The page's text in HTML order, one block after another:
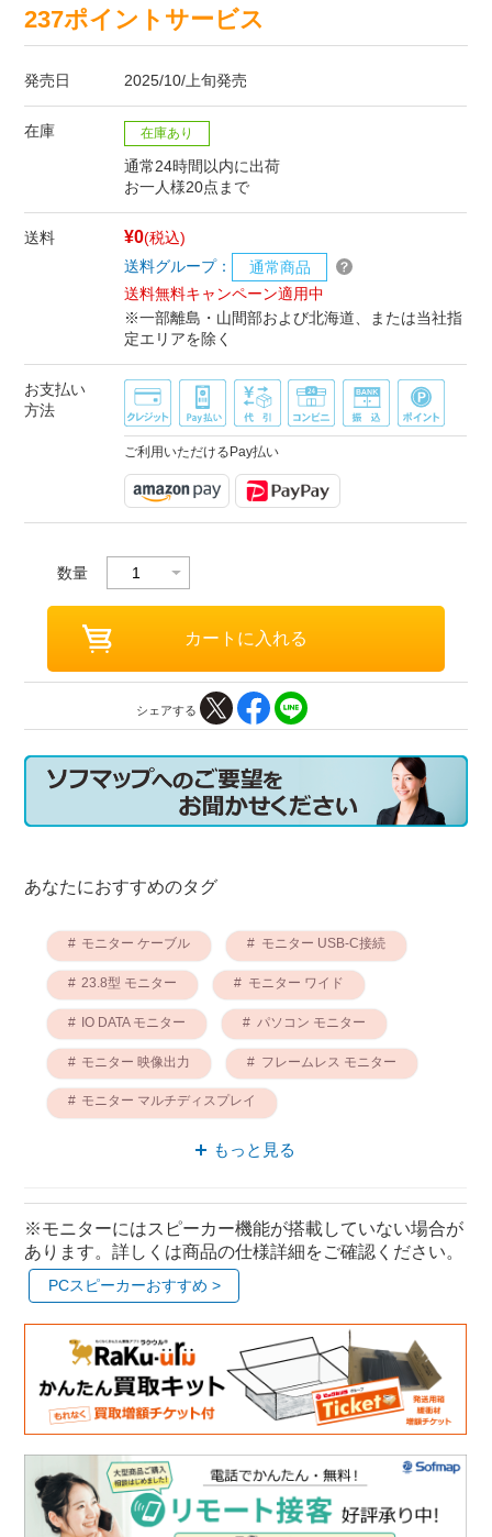
237ポイントサービス
発売日 2025/10/上旬発売
在庫 在庫あり
通常24時間以内に出荷
お一人様20点まで
送料 ¥0(税込)
送料グループ：
通常商品
送料無料キャンペーン適用中
※一部離島・山間部および北海道、または当社指
定エリアを除く
お支払い
方法
ご利用いただけるPay払い
数量
シェアする
あなたにおすすめのタグ
モニター ケーブル モニター USB-C接続
23.8型 モニター モニター ワイド
IO DATA モニター パソコン モニター
モニター 映像出力 フレームレス モニター
モニター マルチディスプレイ
もっと見る
※モニターにはスピーカー機能が搭載していない場合が
あります。詳しくは商品の仕様詳細をご確認ください。
PCスピーカーおすすめ >